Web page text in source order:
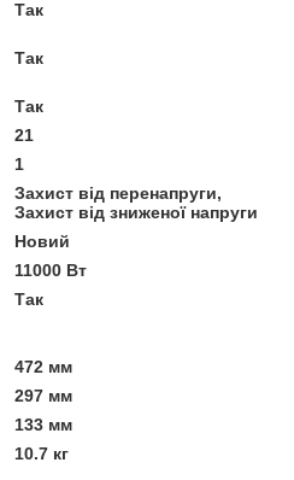
Так
Так
Так
21
1
Захист від перенапруги,
Захист від зниженої напруги
Новий
11000 Вт
Так
472 мм
297 мм
133 мм
10.7 кг